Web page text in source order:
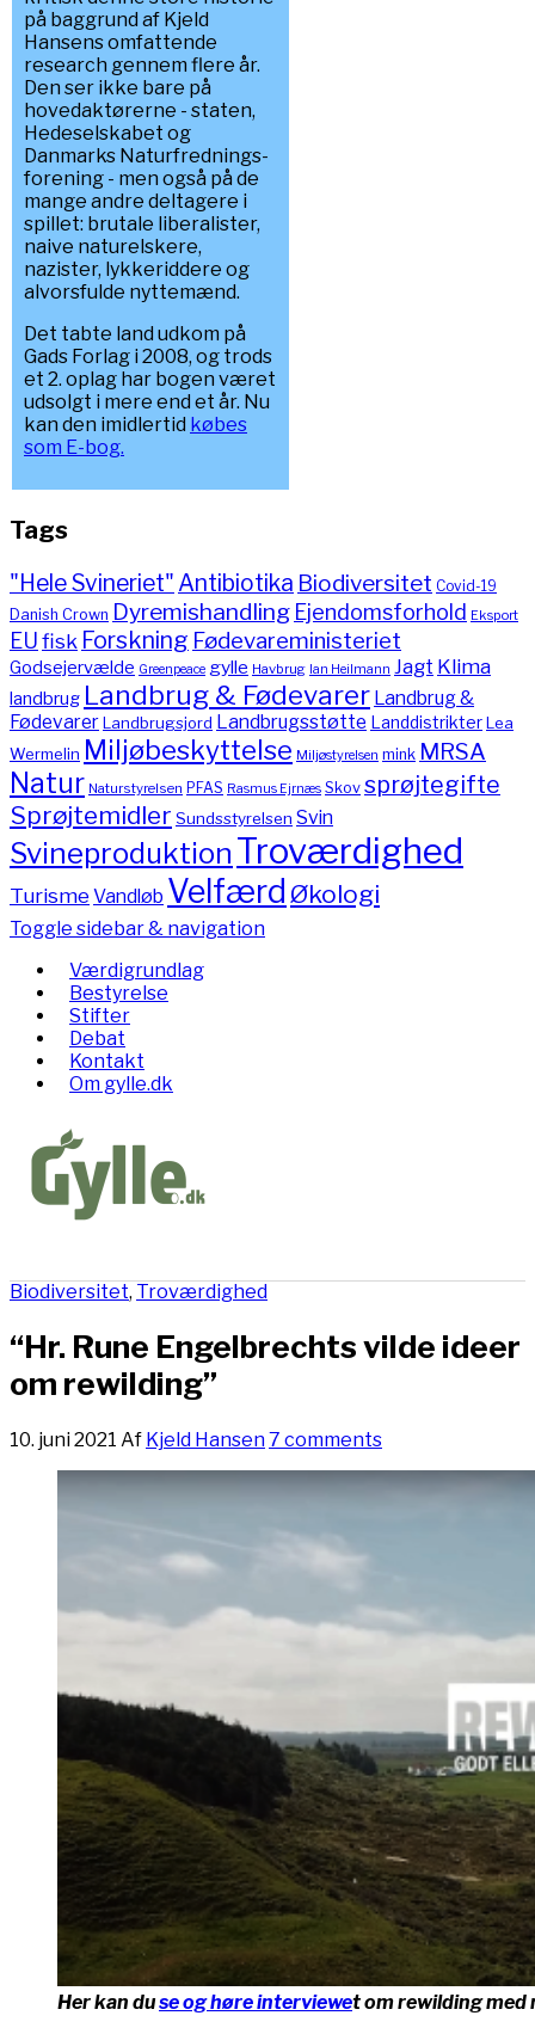
på baggrund af Kjeld
Hansens omfattende
research gennem flere år.
Den ser ikke bare på
hovedaktørerne - staten,
Hedeselskabet og
Danmarks Naturfrednings-
forening - men også på de
mange andre deltagere i
spillet: brutale liberalister,
naive naturelskere,
nazister, lykkeriddere og
alvorsfulde nyttemænd.
Det tabte land udkom på
Gads Forlag i 2008, og trods
et 2. oplag har bogen været
udsolgt i mere end et år. Nu
kan den imidlertid købes
som E-bog.
Tags
"Hele Svineriet" Antibiotika Biodiversitet Covid-19
Danish Crown Dyremishandling Ejendomsforhold Eksport
EUfisk Forskning Fødevareministeriet
Godsejervælde Greenpeace gylle Havbrug Ian Heilmann Jagt Klima
landbrug Landbrug & Fødevarer Landbrug &
FødevarerLandbrugsjord Landbrugsstøtte LanddistrikterLea
Wermelin Miljøbeskyttelse Miljøstyrelsen mink MRSA
Natur Naturstyrelsen PFAS Rasmus Ejrnæs Skov sprøjtegifte
Sprøjtemidler Sundsstyrelsen Svin
Svineproduktion Troværdighed
TurismeVandløb Velfærd Økologi
Toggle sidebar & navigation
Værdigrundlag
Bestyrelse
Stifter
Debat
Kontakt
Om gylle.dk
Biodiversitet, Troværdighed
“Hr. Rune Engelbrechts vilde ideer
om rewilding”
10. juni 2021 Af Kjeld Hansen7 comments
Her kan duse og høre interviewet om rewilding med